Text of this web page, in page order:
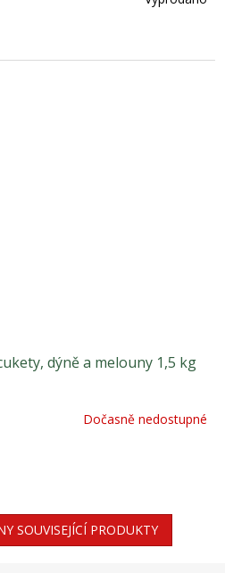
dýně a melouny 1,5 kg
Dočasně nedostupné
SOUVISEJÍCÍ PRODUKTY